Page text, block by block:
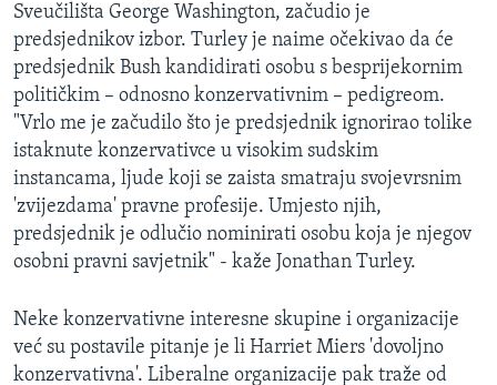
Sveučilišta George Washington, začudio je
predsjednikov izbor. Turley je naime očekivao da će
predsjednik Bush kandidirati osobu s besprijekornim
političkim – odnosno konzervativnim – pedigreom.
"Vrlo me je začudilo što je predsjednik ignorirao tolike
istaknute konzervativce u visokim sudskim
instancama, ljude koji se zaista smatraju svojevrsnim
'zvijezdama' pravne profesije. Umjesto njih,
predsjednik je odlučio nominirati osobu koja je njegov
osobni pravni savjetnik" - kaže Jonathan Turley.
Neke konzervativne interesne skupine i organizacije
već su postavile pitanje je li Harriet Miers 'dovoljno
konzervativna'. Liberalne organizacije pak traže od